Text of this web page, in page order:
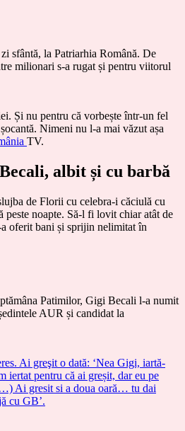
sfântă, la Patriarhia Română. De
milionari s-a rugat și pentru viitorul
Și nu pentru că vorbește într-un fel
Nimeni nu l-a mai văzut așa
TV.
albit și cu barbă
de Florii cu celebra-i căciulă cu
peste noapte. Să-l fi lovit chiar atât de
oferit bani și sprijin nelimitat în
Patimilor, Gigi Becali l-a numit
AUR și candidat la
Ai greşit o dată: ‘Nea Gigi, iartă-
iertat pentru că ai greșit, dar eu pe
Ai gresit si a doua oară… tu dai
cu GB’.